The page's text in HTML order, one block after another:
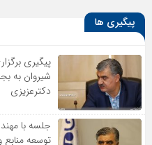
پیگیری ها
پیگیری
شیروان به
دکترعزیزی
جلسه با
توسعه منابع